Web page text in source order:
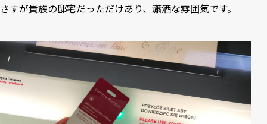
さすが貴族の邸宅だっただけあり、瀟洒な雰囲気です。